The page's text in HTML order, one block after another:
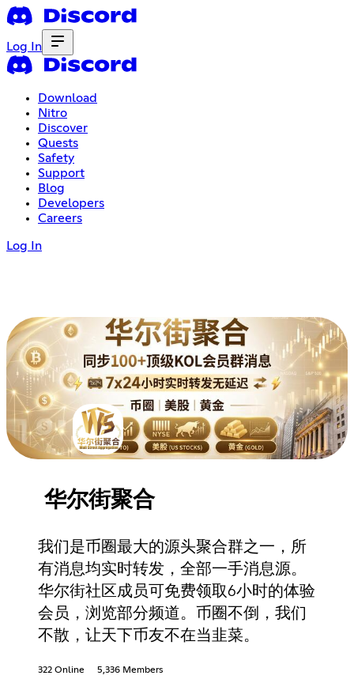
Log In
Download
Nitro
Discover
Quests
Safety
Support
Blog
Developers
Careers
Log In
华尔街聚合
我们是币圈最大的源头聚合群之一，所
有消息均实时转发，全部一手消息源。
华尔街社区成员可免费领取6小时的体验
会员，浏览部分频道。币圈不倒，我们
不散，让天下币友不在当韭菜。
322 Online 5,336 Members